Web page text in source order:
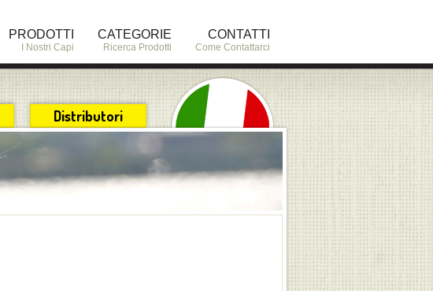
PRODOTTI
I Nostri Capi
CATEGORIE
Ricerca Prodotti
CONTATTI
Come Contattarci
Distributori